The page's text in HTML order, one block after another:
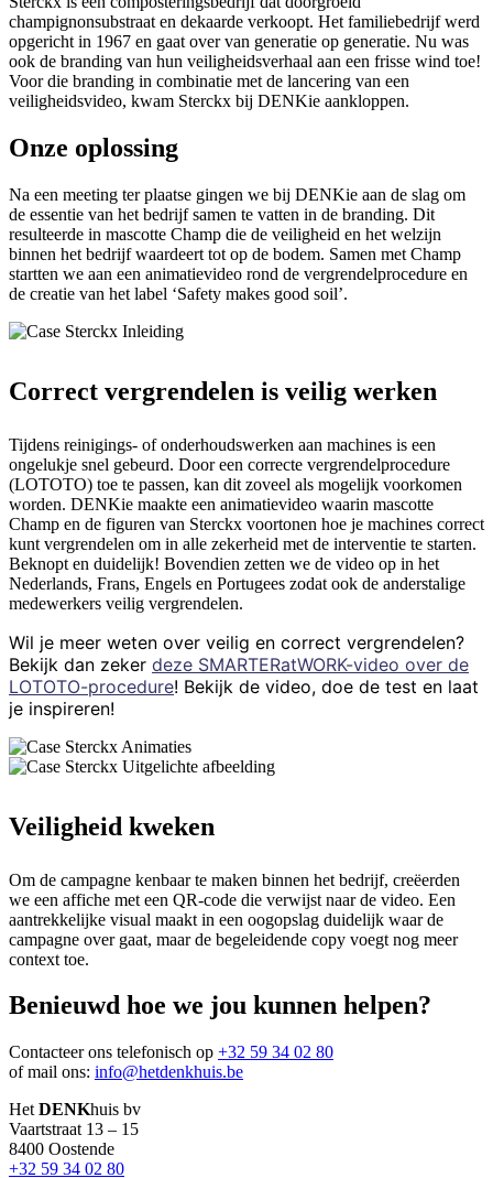
champignonsubstraat en dekaarde verkoopt. Het familiebedrijf werd
opgericht in 1967 en gaat over van generatie op generatie. Nu was
ook de branding van hun veiligheidsverhaal aan een frisse wind toe!
Voor die branding in combinatie met de lancering van een
veiligheidsvideo, kwam Sterckx bij DENKie aankloppen.
Onze oplossing
Na een meeting ter plaatse gingen we bij DENKie aan de slag om
de essentie van het bedrijf samen te vatten in de branding. Dit
resulteerde in mascotte Champ die de veiligheid en het welzijn
binnen het bedrijf waardeert tot op de bodem. Samen met Champ
startten we aan een animatievideo rond de vergrendelprocedure en
de creatie van het label ‘Safety makes good soil’.
Correct vergrendelen is veilig werken
Tijdens reinigings- of onderhoudswerken aan machines is een
ongelukje snel gebeurd. Door een correcte vergrendelprocedure
(LOTOTO) toe te passen, kan dit zoveel als mogelijk voorkomen
worden. DENKie maakte een animatievideo waarin mascotte
Champ en de figuren van Sterckx voortonen hoe je machines correct
kunt vergrendelen om in alle zekerheid met de interventie te starten.
Beknopt en duidelijk! Bovendien zetten we de video op in het
Nederlands, Frans, Engels en Portugees zodat ook de anderstalige
medewerkers veilig vergrendelen.
Wil je meer weten over veilig en correct vergrendelen?
Bekijk dan zeker deze SMARTERatWORK-video over de
LOTOTO-procedure! Bekijk de video, doe de test en laat
je inspireren!
Veiligheid kweken
Om de campagne kenbaar te maken binnen het bedrijf, creëerden
we een affiche met een QR-code die verwijst naar de video. Een
aantrekkelijke visual maakt in een oogopslag duidelijk waar de
campagne over gaat, maar de begeleidende copy voegt nog meer
context toe.
Benieuwd hoe we jou kunnen helpen?
Contacteer ons telefonisch op +32 59 34 02 80
of mail ons: info@hetdenkhuis.be
Het DENKhuis bv
Vaartstraat 13 – 15
8400 Oostende
+32 59 34 02 80